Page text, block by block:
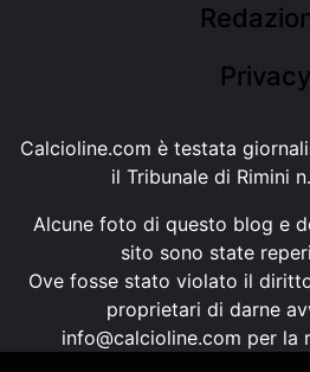
Privacy
Calcioline.com è testata
il Tribunale di Rimini
Alcune foto di questo blog e
sito sono state
Ove fosse stato violato il
proprietari di darne
info@calcioline.com per la